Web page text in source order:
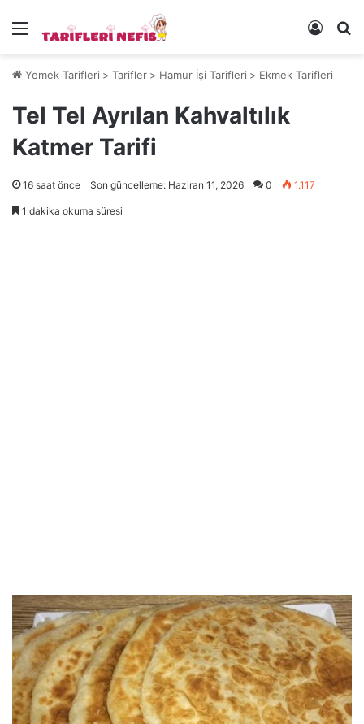
Menü Kayıt
Yemek Tarifleri > Tarifler > Hamur İşi Tarifleri > Ekmek Tarifleri
Tel Tel Ayrılan Kahvaltılık
Katmer Tarifi
16 saat önce Son güncelleme: Haziran 11, 2026 0 1.117
1 dakika okuma süresi